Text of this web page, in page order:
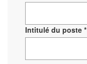
Intitulé du poste *